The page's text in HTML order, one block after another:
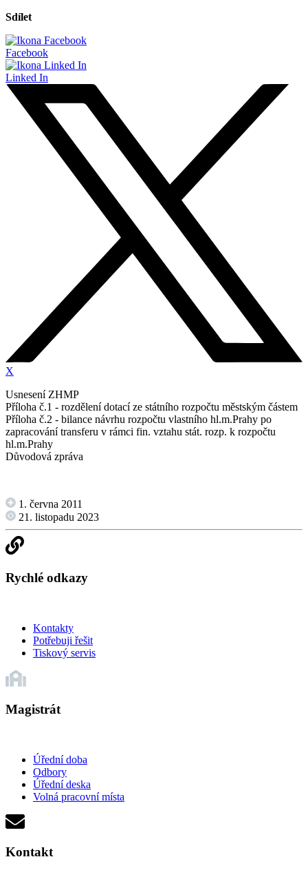
Sdílet
Facebook
Linked In
X
Usnesení ZHMP
Příloha č.1 - rozdělení dotací ze státního rozpočtu městským částem
Příloha č.2 - bilance návrhu rozpočtu vlastního hl.m.Prahy po
zapracování transferu v rámci fin. vztahu stát. rozp. k rozpočtu
hl.m.Prahy
Důvodová zpráva
1. června 2011
21. listopadu 2023
Rychlé odkazy
Kontakty
Potřebuji řešit
Tiskový servis
Magistrát
Úřední doba
Odbory
Úřední deska
Volná pracovní místa
Kontakt